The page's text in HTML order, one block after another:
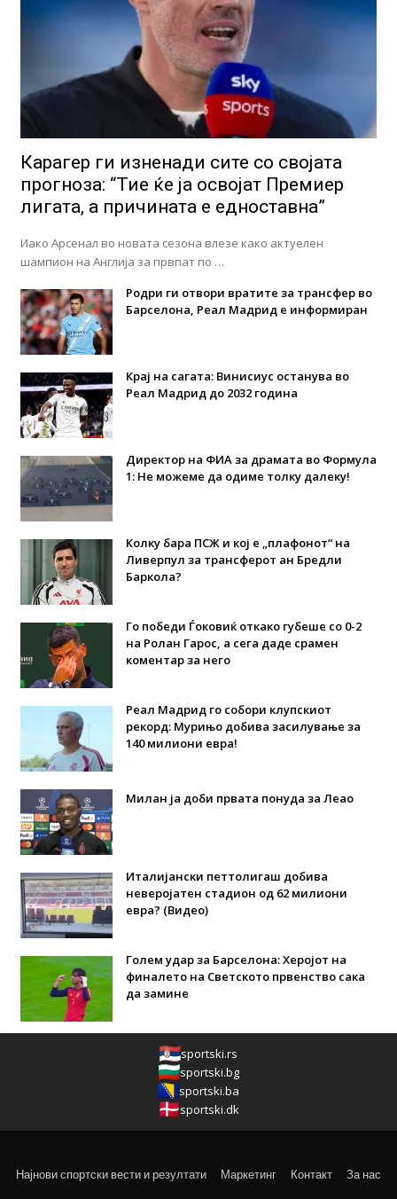
Карагер ги изненади сите со својата
прогноза: “Тие ќе ја освојат Премиер
лигата, а причината е едноставна”
Иако Арсенал во новата сезона влезе како актуелен
шампион на Англија за првпат по …
Родри ги отвори вратите за трансфер во
Барселона, Реал Мадрид е информиран
Крај на сагата: Винисиус останува во
Реал Мадрид до 2032 година
Директор на ФИА за драмата во Формула
1: Не можеме да одиме толку далеку!
Колку бара ПСЖ и кој е „плафонот“ на
Ливерпул за трансферот ан Бредли
Баркола?
Го победи Ѓоковиќ откако губеше со 0-2
на Ролан Гарос, а сега даде срамен
коментар за него
Реал Мадрид го собори клупскиот
рекорд: Мурињо добива засилување за
140 милиони евра!
Милан ја доби првата понуда за Леао
Италијански петтолигаш добива
неверојатен стадион од 62 милиони
евра? (Видео)
Голем удар за Барселона: Херојот на
финалето на Светското првенство сака
да замине
sportski.rs
sportski.bg
sportski.ba
sportski.dk
Најнови спортски вести и резултати Маркетинг Контакт За нас